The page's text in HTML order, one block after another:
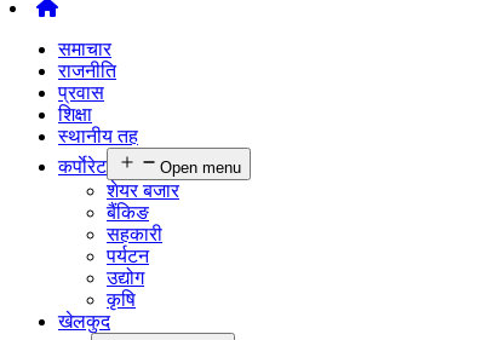
समाचार
राजनीति
प्रवास
शिक्षा
स्थानीय तह
कर्पाेरेट
Open menu
शेयर बजार
बैंकिङ
सहकारी
पर्यटन
उद्योग
कृषि
खेलकुद